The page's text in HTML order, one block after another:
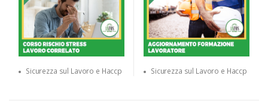
Sicurezza sul Lavoro e Haccp Sicurezza sul Lavoro e Haccp